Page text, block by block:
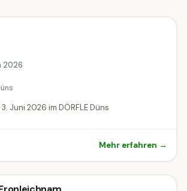
2026
Juni 2026 im DÖRFLE Düns
Mehr erfahren →